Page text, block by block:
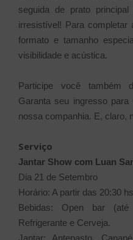
seguida de prato
irresistível! Para completar
formato e tamanho
visibilidade e acústica.
Participe você também
Garanta seu ingresso
nossa companhia. E, claro,
Serviço
Jantar Show com Luan
Dia 21 de Setembro
Horário: A partir das 20:30 hs
Bebidas: Open bar
Refrigerante e Cerveja.
Jantar: Antepasto,